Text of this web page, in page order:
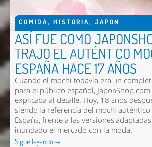
COMIDA, HISTORIA, JAPON
ASÍ FUE COMO
TRAJO EL AUTÉNTICO
ESPAÑA HACE 17 AÑOS
Cuando el mochi todavía era un
para el público español,
explicaba al detalle. Hoy, 18 años
siendo la referencia del mochi
España, frente a las versiones
inundado el mercado con la moda.
Sigue leyendo →